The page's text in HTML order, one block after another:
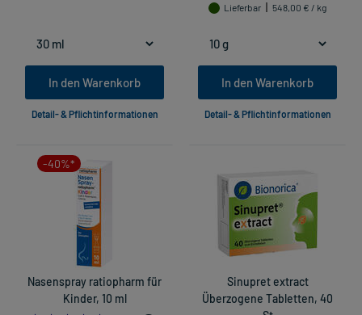
In den Warenkorb
Detail- & Pflichtinformationen
Lieferbar
548,00 € / kg
In den Warenkorb
Detail- & Pflichtinformationen
-40%*
Nasenspray ratiopharm für
Kinder, 10 ml
Sinupret extract
Überzogene Tabletten, 40